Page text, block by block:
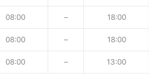
08:00 – 18:00
08:00 – 18:00
08:00 – 13:00